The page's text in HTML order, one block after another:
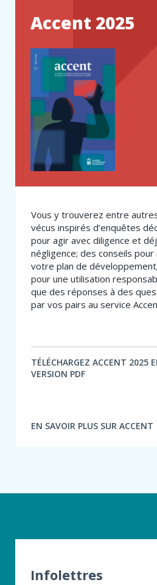
Accent 2025
Vous y trouverez entre
vécus inspirés d’enquêtes
pour agir avec diligence et
négligence; des conseils
votre plan de
pour une utilisation
que des réponses à des
par vos pairs au service
TÉLÉCHARGEZ ACCENT 2025
VERSION PDF
EN SAVOIR PLUS SUR ACCENT
Infolettres